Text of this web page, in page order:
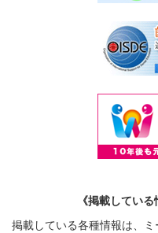
《掲載してい
掲載している各種情報は、